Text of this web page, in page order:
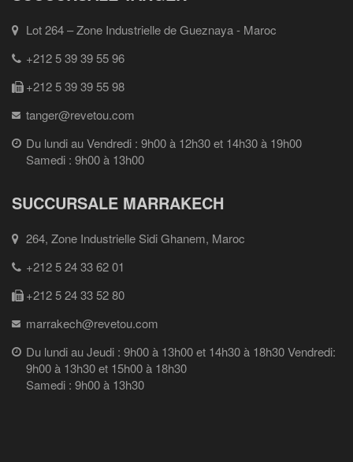
Lot 264 – Zone Industrielle de Gueznaya - Maroc
+212 5 39 39 55 96
+212 5 39 39 55 98
tanger@revetou.com
Du lundi au Vendredi : 9h00 à 12h30 et 14h30 à 19h00
Samedi : 9h00 à 13h00
SUCCURSALE MARRAKECH
264, Zone Industrielle Sidi Ghanem, Maroc
+212 5 24 33 62 01
+212 5 24 33 52 80
marrakech@revetou.com
Du lundi au Jeudi : 9h00 à 13h00 et 14h30 à 18h30 Vendredi:
9h00 à 13h30 et 15h00 à 18h30
Samedi : 9h00 à 13h30